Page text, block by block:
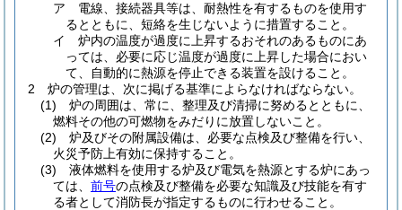
ア
電線、接続器具等は、耐熱性を有するものを使用す
るとともに、短絡を生じないように措置すること。
イ
炉内の温度が過度に上昇するおそれのあるものにあ
っては、必要に応じ温度が過度に上昇した場合におい
て、自動的に熱源を停止できる装置を設けること。
2
炉の管理は、次に掲げる基準によらなければならない。
(1)
炉の周囲は、常に、整理及び清掃に努めるとともに、
燃料その他の可燃物をみだりに放置しないこと。
(2)
炉及びその附属設備は、必要な点検及び整備を行い、
火災予防上有効に保持すること。
(3)
液体燃料を使用する炉及び電気を熱源とする炉にあっ
ては、 前号の点検及び整備を必要な知識及び技能を有す
る者として消防長が指定するものに行わせること。